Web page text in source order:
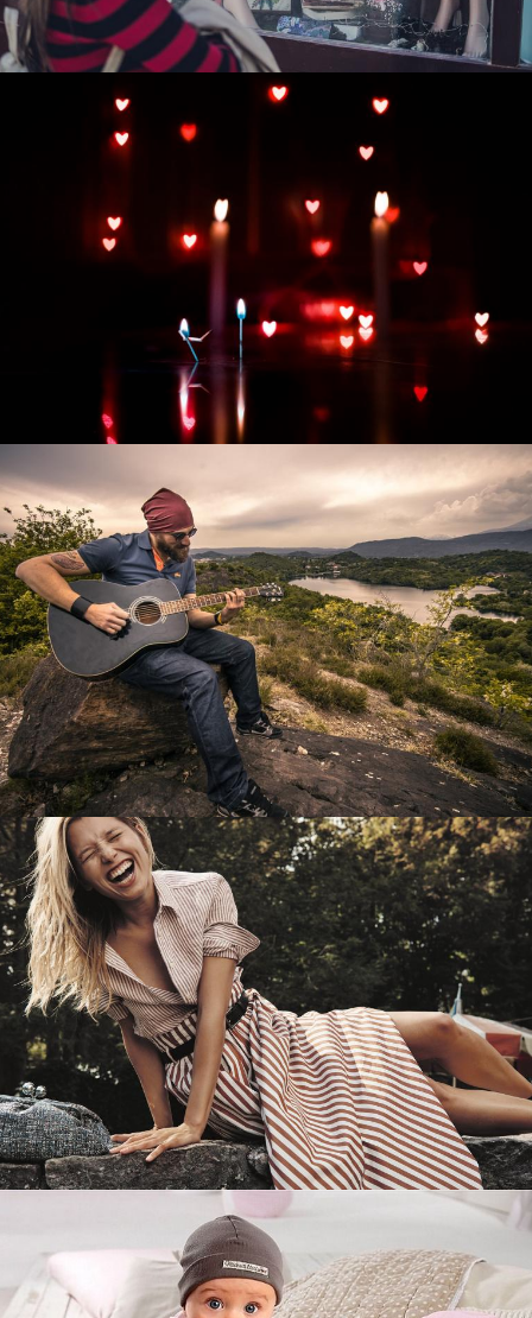
Развитие интернет-магазина "Всё для
праздника"
Смотреть проект
Перевод интернет-магазина
Guitaramania.ru на 1С-Битрикс
Смотреть проект
Имиджевый сайт для сети магазинов
Soho Project
Смотреть проект